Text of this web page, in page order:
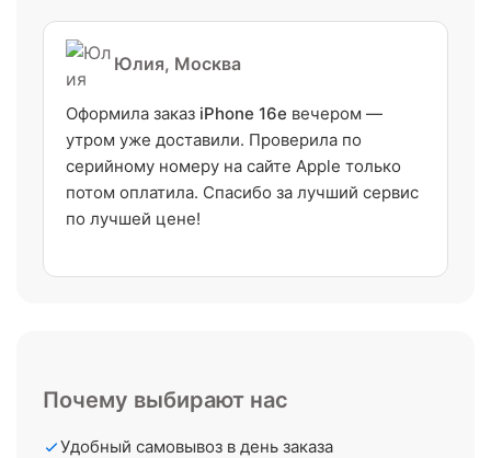
Юлия, Москва
Оформила заказ iPhone 16e вечером —
утром уже доставили. Проверила по
серийному номеру на сайте Apple только
потом оплатила. Спасибо за лучший сервис
по лучшей цене!
Почему выбирают нас
Удобный самовывоз в день заказа